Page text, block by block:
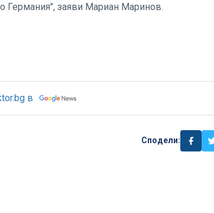
Германия", заяви Мариан Маринов.
в
Сподели: